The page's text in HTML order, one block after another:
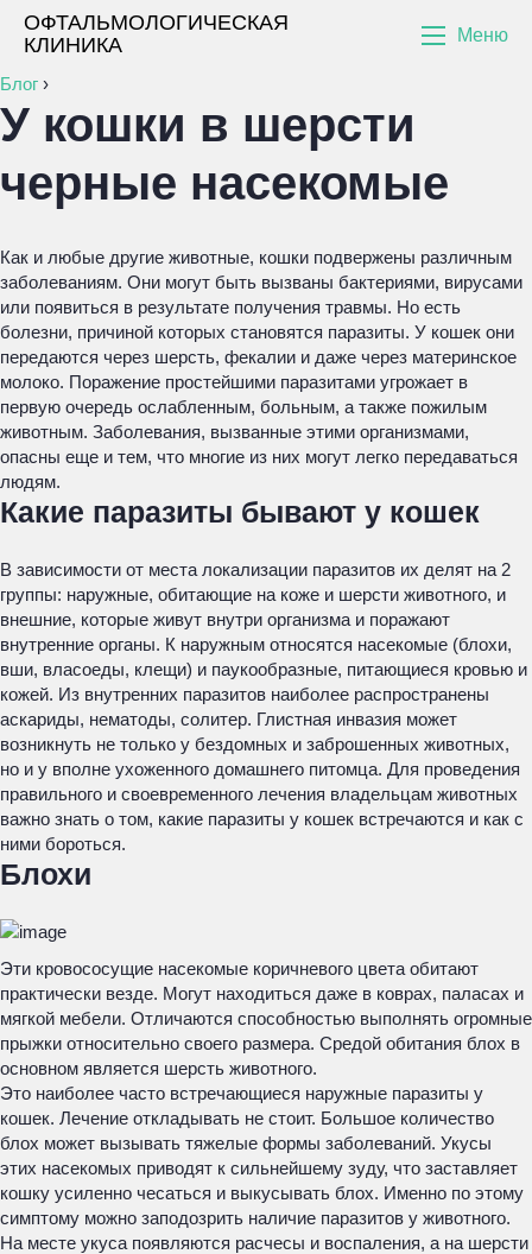
ОФТАЛЬМОЛОГИЧЕСКАЯ
КЛИНИКА
Меню
Блог ›
У кошки в шерсти
черные насекомые
Как и любые другие животные, кошки подвержены различным
заболеваниям. Они могут быть вызваны бактериями, вирусами
или появиться в результате получения травмы. Но есть
болезни, причиной которых становятся паразиты. У кошек они
передаются через шерсть, фекалии и даже через материнское
молоко. Поражение простейшими паразитами угрожает в
первую очередь ослабленным, больным, а также пожилым
животным. Заболевания, вызванные этими организмами,
опасны еще и тем, что многие из них могут легко передаваться
людям.
Какие паразиты бывают у кошек
В зависимости от места локализации паразитов их делят на 2
группы: наружные, обитающие на коже и шерсти животного, и
внешние, которые живут внутри организма и поражают
внутренние органы. К наружным относятся насекомые (блохи,
вши, власоеды, клещи) и паукообразные, питающиеся кровью и
кожей. Из внутренних паразитов наиболее распространены
аскариды, нематоды, солитер. Глистная инвазия может
возникнуть не только у бездомных и заброшенных животных,
но и у вполне ухоженного домашнего питомца. Для проведения
правильного и своевременного лечения владельцам животных
важно знать о том, какие паразиты у кошек встречаются и как с
ними бороться.
Блохи
Эти кровососущие насекомые коричневого цвета обитают
практически везде. Могут находиться даже в коврах, паласах и
мягкой мебели. Отличаются способностью выполнять огромные
прыжки относительно своего размера. Средой обитания блох в
основном является шерсть животного.
Это наиболее часто встречающиеся наружные паразиты у
кошек. Лечение откладывать не стоит. Большое количество
блох может вызывать тяжелые формы заболеваний. Укусы
этих насекомых приводят к сильнейшему зуду, что заставляет
кошку усиленно чесаться и выкусывать блох. Именно по этому
симптому можно заподозрить наличие паразитов у животного.
На месте укуса появляются расчесы и воспаления, а на шерсти